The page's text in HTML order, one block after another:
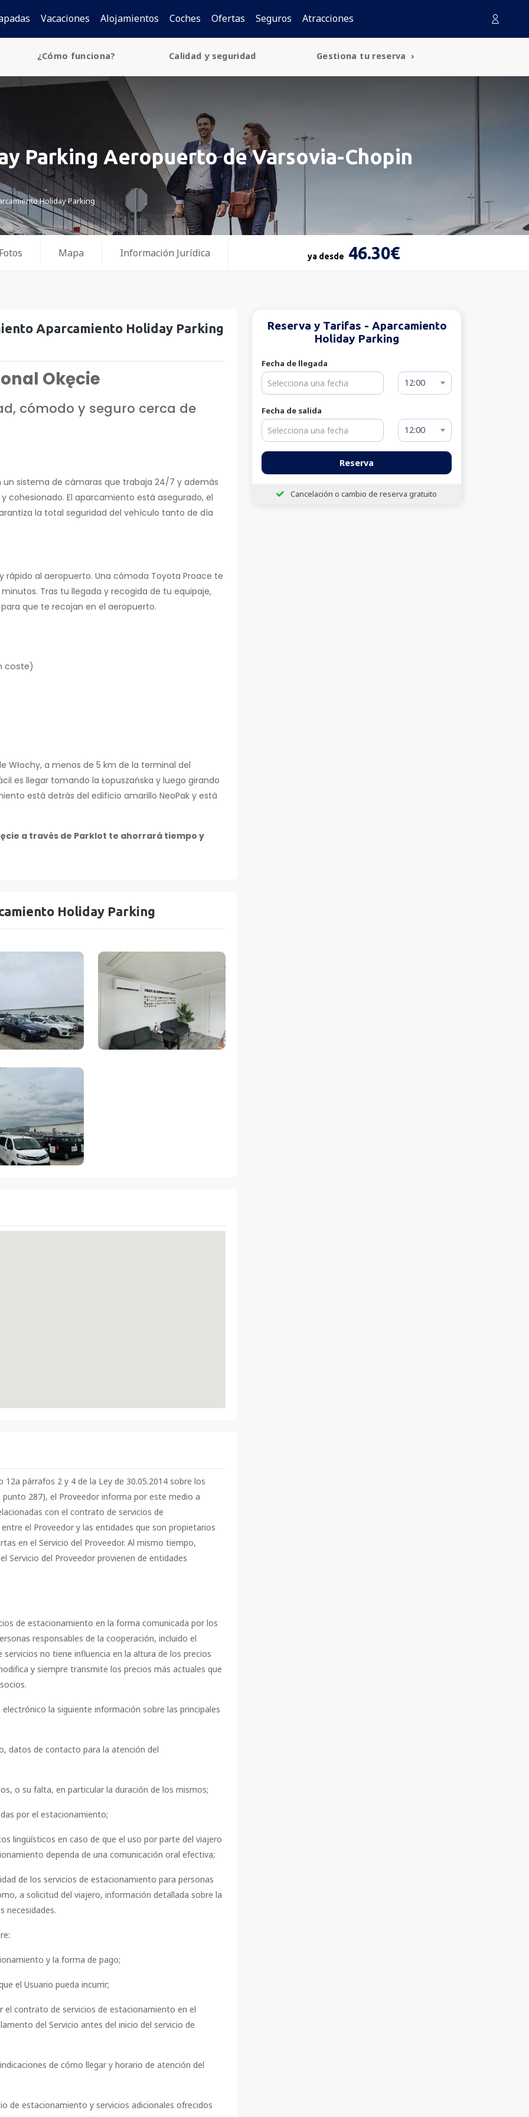
Vacaciones Alojamientos Coches Ofertas Seguros Atracciones
¿Cómo funciona? Calidad y seguridad Gestiona tu reserva
Parking Aeropuerto de Varsovia-Chopin
Holiday Parking
Mapa Información Jurídica ya desde 46.30€
Aparcamiento Holiday Parking
Okęcie
cómodo y seguro cerca de
sistema de cámaras que trabaja 24/7 y además
cohesionado. El aparcamiento está asegurado, el
la total seguridad del vehículo tanto de día
al aeropuerto. Una cómoda Toyota Proace te
Tras tu llegada y recogida de tu equipaje,
que te recojan en el aeropuerto.
coste)
Włochy, a menos de 5 km de la terminal del
es llegar tomando la Łopuszańska y luego girando
está detrás del edificio amarillo NeoPak y está
a través de Parklot te ahorrará tiempo y
Holiday Parking
párrafos 2 y 4 de la Ley de 30.05.2014 sobre los
287), el Proveedor informa por este medio a
con el contrato de servicios de
el Proveedor y las entidades que son propietarios
en el Servicio del Proveedor. Al mismo tiempo,
Servicio del Proveedor provienen de entidades
de estacionamiento en la forma comunicada por los
responsables de la cooperación, incluido el
no tiene influencia en la altura de los precios
y siempre transmite los precios más actuales que
la siguiente información sobre las principales
datos de contacto para la atención del
o su falta, en particular la duración de los mismos;
por el estacionamiento;
lingüísticos en caso de que el uso por parte del viajero
dependa de una comunicación oral efectiva;
de los servicios de estacionamiento para personas
a solicitud del viajero, información detallada sobre la
necesidades.
y la forma de pago;
el Usuario pueda incurrir;
el contrato de servicios de estacionamiento en el
del Servicio antes del inicio del servicio de
de cómo llegar y horario de atención del
de estacionamiento y servicios adicionales ofrecidos
Reserva y Tarifas - Aparcamiento
Holiday Parking
Fecha de llegada
12:00
Fecha de salida
12:00
Reserva
Cancelación o cambio de reserva gratuito